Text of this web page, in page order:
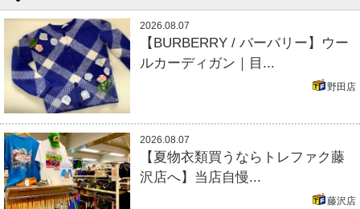
2026.08.07
【BURBERRY / バーバリー】ウー
ルカーディガン｜目...
野田店
2026.08.07
【夏物衣類買うならトレファク藤
沢店へ】当店自慢...
藤沢店